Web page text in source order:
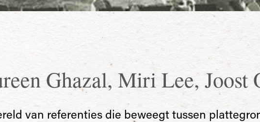
Ghazal,Miri Lee,Joost
van referenties die beweegt tussen